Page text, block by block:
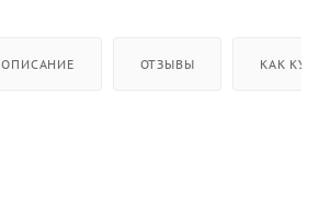
ОПИСАНИЕ ОТЗЫВЫ КАК